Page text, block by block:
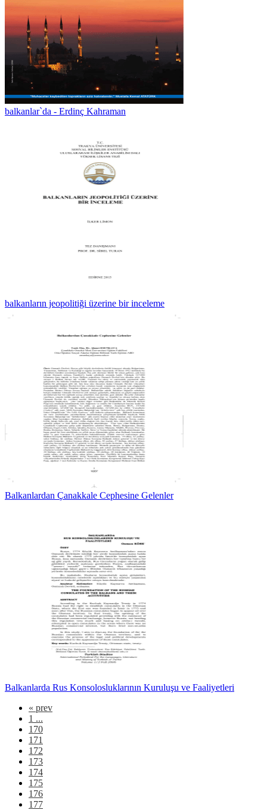
balkanlar`da - Erdinç Kahraman
balkanların jeopolitiği üzerine bir inceleme
Balkanlardan Çanakkale Cephesine Gelenler
Balkanlarda Rus Konsolosluklarının Kuruluşu ve Faaliyetleri
« prev
1 ...
170
171
172
173
174
175
176
177